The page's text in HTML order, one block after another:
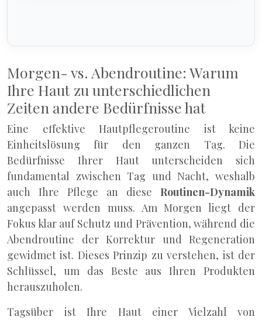
Morgen- vs. Abendroutine: Warum
Ihre Haut zu unterschiedlichen
Zeiten andere Bedürfnisse hat
Eine effektive Hautpflegeroutine ist keine
Einheitslösung für den ganzen Tag. Die
Bedürfnisse Ihrer Haut unterscheiden sich
fundamental zwischen Tag und Nacht, weshalb
auch Ihre Pflege an diese Routinen-Dynamik
angepasst werden muss. Am Morgen liegt der
Fokus klar auf Schutz und Prävention, während die
Abendroutine der Korrektur und Regeneration
gewidmet ist. Dieses Prinzip zu verstehen, ist der
Schlüssel, um das Beste aus Ihren Produkten
herauszuholen.
Tagsüber ist Ihre Haut einer Vielzahl von